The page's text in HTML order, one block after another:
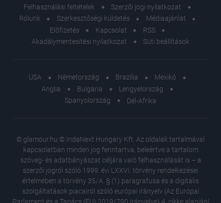
Felhasználási feltételek
Szerzői jogi nyilatkozat
Rólunk
Szerkesztőségi küldetés
Médiaajánlat
Előfizetés
Kapcsolat
RSS
Akadálymentesítési nyilatkozat
Süti beállítások
USA Németország Brazília
Mexikó
Anglia
Bulgária
Lengyelország
Spanyolország
Dél-Afrika
© glamour.hu © IndaNext Hungary Kft. Az oldalak tartalmával
kapcsolatban minden jog fenntartva, beleértve a tartalom
szöveg- és adatbányászat céljára való felhasználását is – a
szerzői jogról szóló 1999. évi LXXVI. törvény rendelkezései
értelmében a törvény 35/A. § (1) paragrafusa és a digitális
szolgáltatások piacairól szóló európai irányelv (Az Európai